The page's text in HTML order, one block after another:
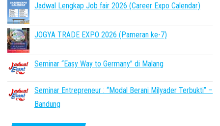
Jadwal Lengkap Job fair 2026 (Career Expo Calendar)
JOGYA TRADE EXPO 2026 (Pameran ke-7)
Seminar “Easy Way to Germany” di Malang
Seminar Entrepreneur : “Modal Berani Milyader Terbukti” –
Bandung